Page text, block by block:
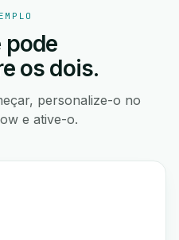
pode
os dois.
personalize-o no
e ative-o.